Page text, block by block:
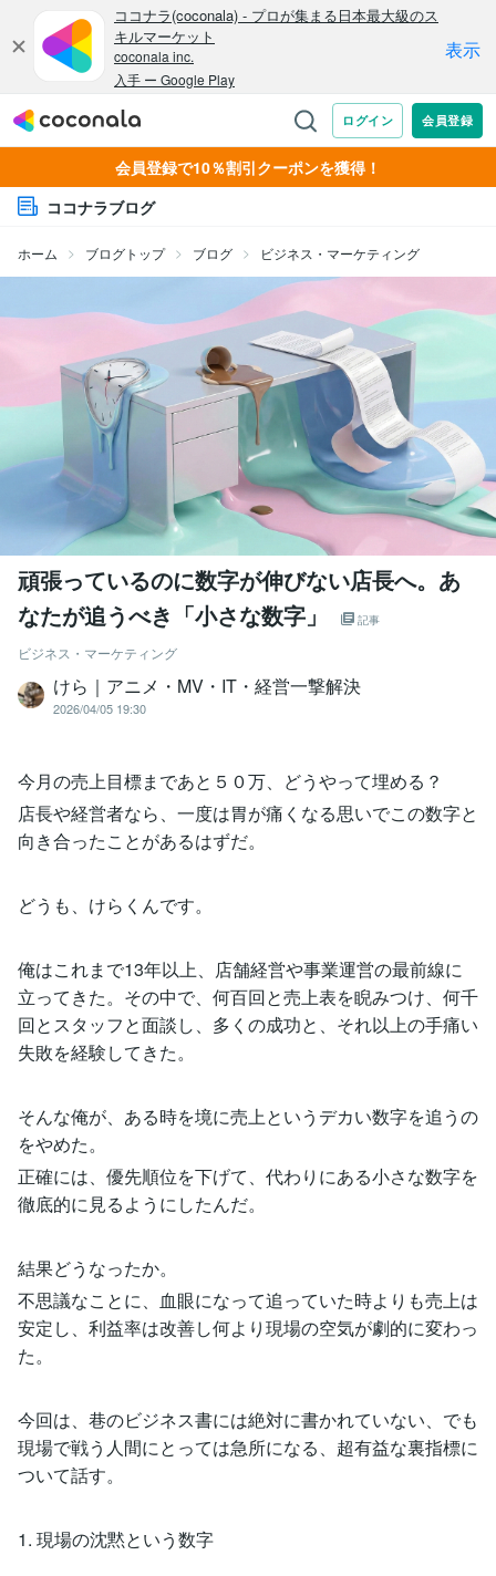
会員登録で10％割引クーポンを獲得！
ココナラブログ
ホーム ブログトップ ブログ ビジネス・マーケティング
頑張っているのに数字が伸びない店長へ。あ
なたが追うべき「小さな数字」
記事
ビジネス・マーケティング
けら｜アニメ・MV・IT・経営一撃解決
2026/04/05 19:30
今月の売上目標まであと５０万、どうやって埋める？
店長や経営者なら、一度は胃が痛くなる思いでこの数字と
向き合ったことがあるはずだ。
どうも、けらくんです。
俺はこれまで13年以上、店舗経営や事業運営の最前線に
立ってきた。その中で、何百回と売上表を睨みつけ、何千
回とスタッフと面談し、多くの成功と、それ以上の手痛い
失敗を経験してきた。
そんな俺が、ある時を境に売上というデカい数字を追うの
をやめた。
正確には、優先順位を下げて、代わりにある小さな数字を
徹底的に見るようにしたんだ。
結果どうなったか。
不思議なことに、血眼になって追っていた時よりも売上は
安定し、利益率は改善し何より現場の空気が劇的に変わっ
た。
今回は、巷のビジネス書には絶対に書かれていない、でも
現場で戦う人間にとっては急所になる、超有益な裏指標に
ついて話す。
1. 現場の沈黙という数字